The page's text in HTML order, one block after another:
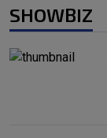
SHOWBIZ